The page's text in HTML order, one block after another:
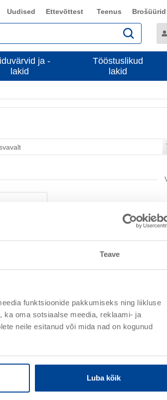
Teave
funktsioonide pakkumiseks ning liikluse
oma sotsiaalse meedia, reklaami- ja
neile esitanud või mida nad on kogunud
Luba kõik
Uudised Ettevõttest Teenus Brošüürid
ja -
lakid
Tööstuslikud
lakid